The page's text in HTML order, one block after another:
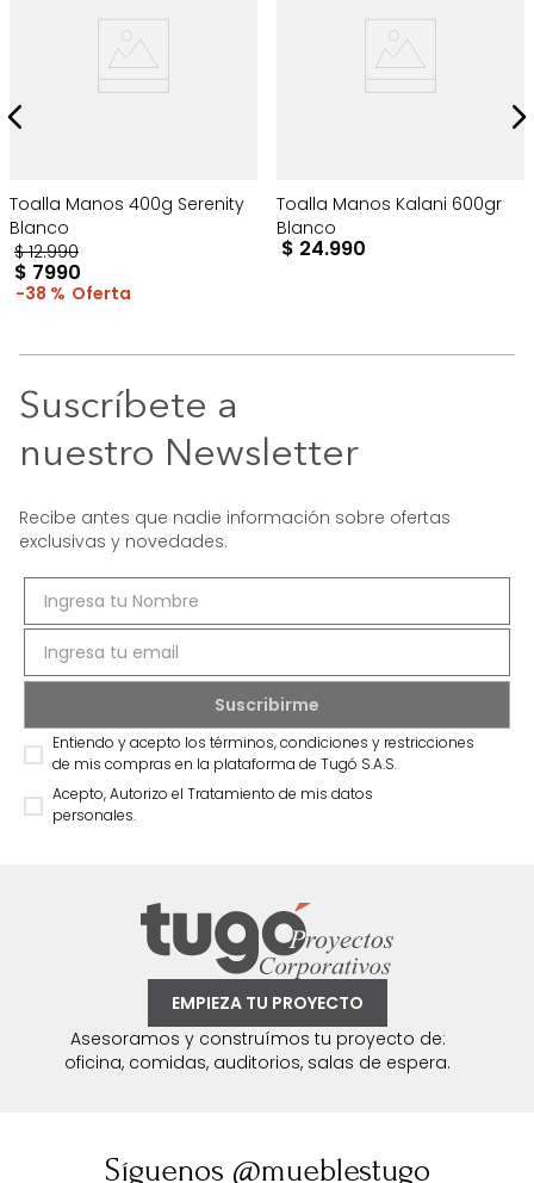
Toalla Manos 400g Serenity
Blanco
$ 12.990
$ 7990
38 %
Toalla Manos Kalani 600gr
Blanco
$ 24.990
Suscríbete a
nuestro Newsletter
Recibe antes que nadie información sobre ofertas
exclusivas y novedades.
Entiendo y acepto los términos, condiciones y restricciones
de mis compras en la plataforma de Tugó S.A.S.
Acepto, Autorizo el Tratamiento de mis datos
personales.
EMPIEZA TU PROYECTO
Asesoramos y construímos tu proyecto de:
oficina, comidas, auditorios, salas de espera.
Síguenos @mueblestugo